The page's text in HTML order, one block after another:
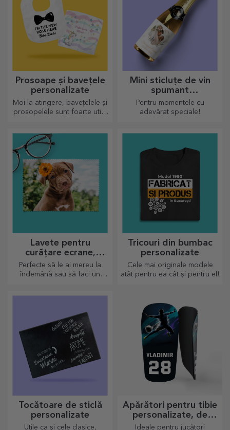
Prosoape și bavețele
personalizate
Moi la atingere, bavețelele și
prosopelele sunt foarte utile
Mini sticluțe de vin
spumant
personalizate
Pentru momentele cu
adevărat speciale!
Lavete pentru
curățare ecrane,
ochelari, personalizate
Perfecte să le ai mereu la
îndemână sau să faci un
Tricouri din bumbac
personalizate
Cele mai originale modele
atât pentru ea cât și pentru el!
Tocătoare de sticlă
personalizate
Utile ca și cele clasice,
Apărători pentru tibie
personalizate, de
fotbal
Ideale pentru jucători